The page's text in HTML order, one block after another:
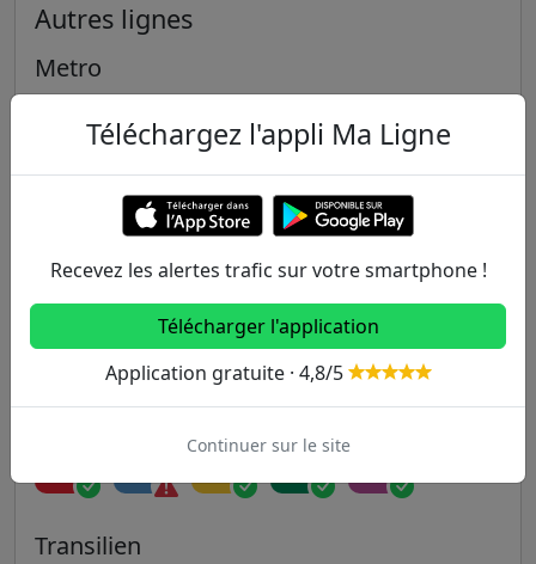
Autres lignes
Metro
2 3 3B 4
6 7 7B 8
9 10 11 12 13
RER
Transilien
Téléchargez l'appli Ma Ligne
Recevez les alertes trafic sur votre smartphone !
Télécharger l'application
Application gratuite · 4,8/5
Continuer sur le site